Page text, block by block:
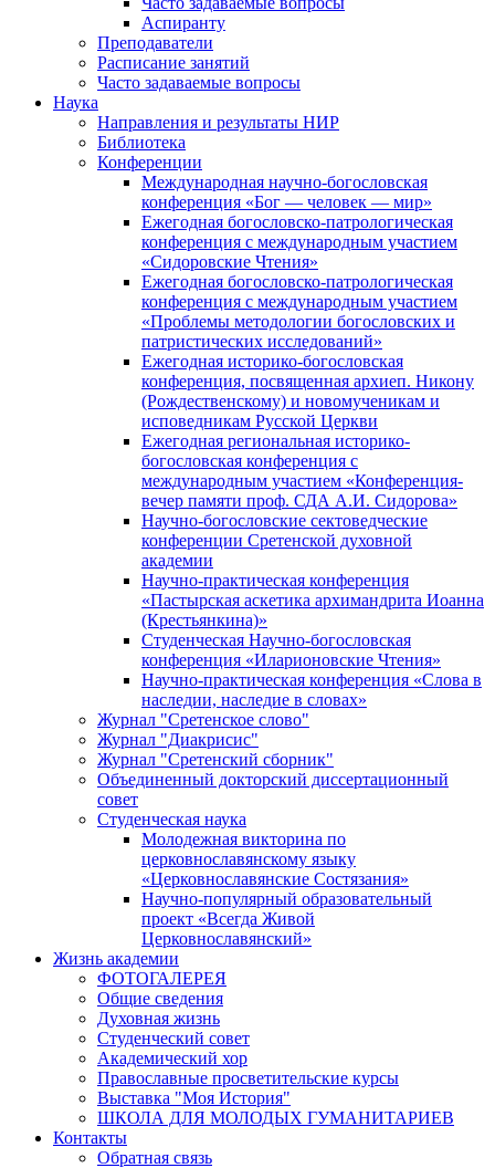
Аспиранту
Преподаватели
Расписание занятий
Часто задаваемые вопросы
Наука
Направления и результаты НИР
Библиотека
Конференции
Международная научно-богословская
конференция «Бог — человек — мир»
Ежегодная богословско-патрологическая
конференция с международным участием
«Сидоровские Чтения»
Ежегодная богословско-патрологическая
конференция с международным участием
«Проблемы методологии богословских и
патристических исследований»
Ежегодная историко-богословская
конференция, посвященная архиеп. Никону
(Рождественскому) и новомученикам и
исповедникам Русской Церкви
Ежегодная региональная историко-
богословская конференция с
международным участием «Конференция-
вечер памяти проф. СДА А.И. Сидорова»
Научно-богословские сектоведческие
конференции Сретенской духовной
академии
Научно-практическая конференция
«Пастырская аскетика архимандрита Иоанна
(Крестьянкина)»
Студенческая Научно-богословская
конференция «Иларионовские Чтения»
Научно-практическая конференция «Cлова в
наследии, наследие в словах»
Журнал "Сретенское слово"
Журнал "Диакрисис"
Журнал "Сретенский сборник"
Объединенный докторский диссертационный
совет
Студенческая наука
Молодежная викторина по
церковнославянскому языку
«Церковнославянские Состязания»
Научно-популярный образовательный
проект «Всегда Живой
Церковнославянский»
Жизнь академии
ФОТОГАЛЕРЕЯ
Общие сведения
Духовная жизнь
Студенческий совет
Академический хор
Православные просветительские курсы
Выставка "Моя История"
ШКОЛА ДЛЯ МОЛОДЫХ ГУМАНИТАРИЕВ
Контакты
Обратная связь